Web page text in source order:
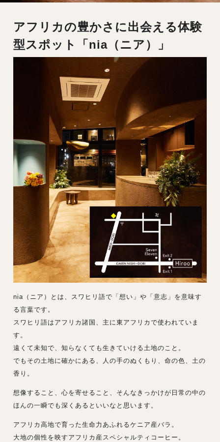
アフリカの豊かさに出会える体験
型スポット「nia（ニア）」
nia（ニア）とは、スワヒリ語で「想い」や「意志」を意味す
る言葉です。
スワヒリ語はアフリカ諸国、主に東アフリカで使われていま
す。
遠くて未知で、知らなくても生きていける土地のこと。
でもその土地に確かにある、人の手のぬくもり、命の色、土の
香り。
想像すること、心を寄せること、そんなきっかけが日常の中の
ほんの一瞬でも深くあるといいなと思います。
アフリカ高地で育った生命力あふれるケニア産バラ。
大地の個性を映すアフリカ産スペシャルティコーヒー。